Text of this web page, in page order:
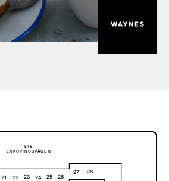
21 22 23 24 25 26
27 28
E18
ENKÖPINGSVÄGE N